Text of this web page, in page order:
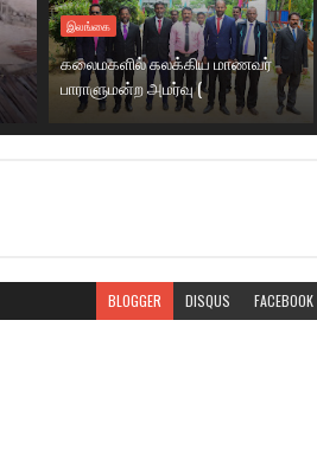
இலங்கை
கலைமகளில் கலக்கிய மாணவர்
பாராளுமன்ற அமர்வு (
BLOGGER DISQUS FACEBOOK